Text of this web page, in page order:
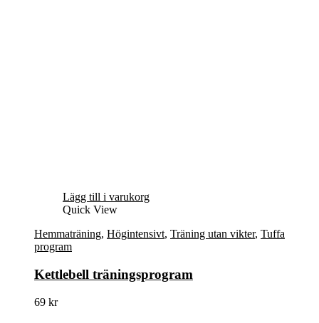
Lägg till i varukorg
Quick View
Hemmaträning, Högintensivt, Träning utan vikter, Tuffa
program
Kettlebell träningsprogram
69 kr